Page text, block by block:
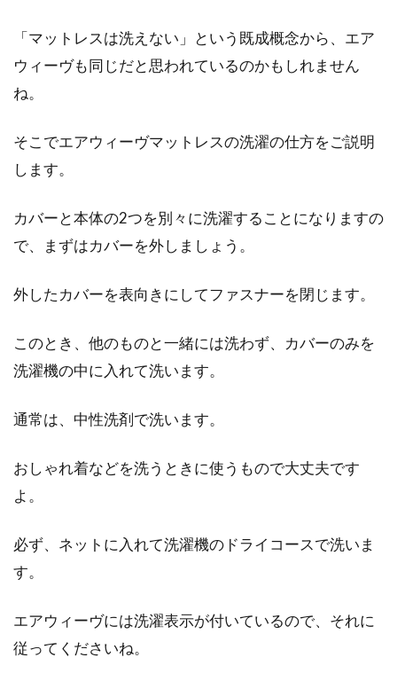
「マットレスは洗えない」という既成概念から、エア
ウィーヴも同じだと思われているのかもしれません
ね。
そこでエアウィーヴマットレスの洗濯の仕方をご説明
します。
カバーと本体の2つを別々に洗濯することになりますの
で、まずはカバーを外しましょう。
外したカバーを表向きにしてファスナーを閉じます。
このとき、他のものと一緒には洗わず、カバーのみを
洗濯機の中に入れて洗います。
通常は、中性洗剤で洗います。
おしゃれ着などを洗うときに使うもので大丈夫です
よ。
必ず、ネットに入れて洗濯機のドライコースで洗いま
す。
エアウィーヴには洗濯表示が付いているので、それに
従ってくださいね。